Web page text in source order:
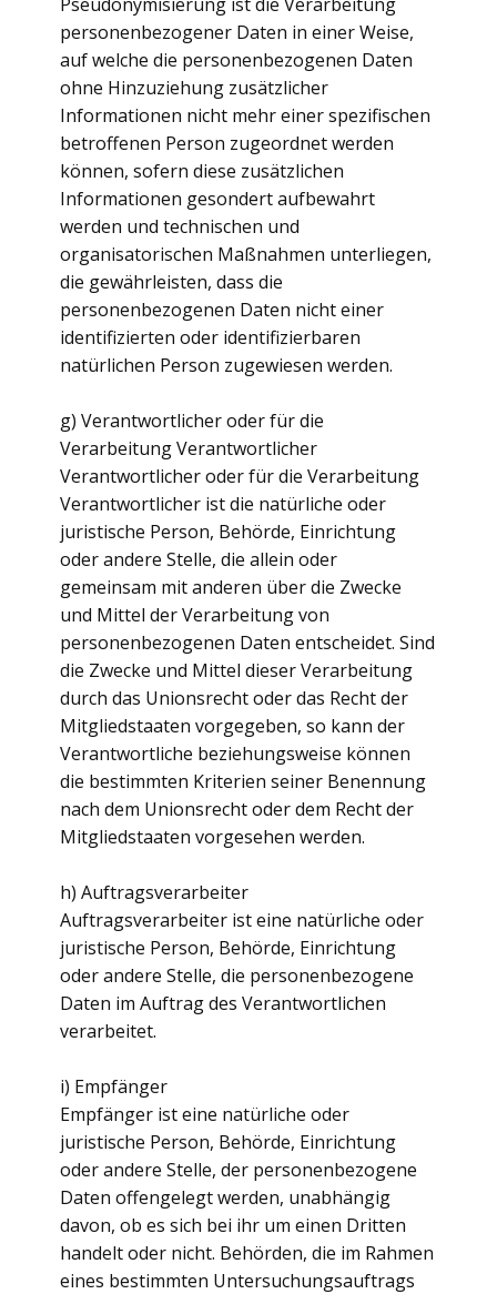
personenbezogener Daten in einer Weise,
auf welche die personenbezogenen Daten
ohne Hinzuziehung zusätzlicher
Informationen nicht mehr einer spezifischen
betroffenen Person zugeordnet werden
können, sofern diese zusätzlichen
Informationen gesondert aufbewahrt
werden und technischen und
organisatorischen Maßnahmen unterliegen,
die gewährleisten, dass die
personenbezogenen Daten nicht einer
identifizierten oder identifizierbaren
natürlichen Person zugewiesen werden.
g) Verantwortlicher oder für die
Verarbeitung Verantwortlicher
Verantwortlicher oder für die Verarbeitung
Verantwortlicher ist die natürliche oder
juristische Person, Behörde, Einrichtung
oder andere Stelle, die allein oder
gemeinsam mit anderen über die Zwecke
und Mittel der Verarbeitung von
personenbezogenen Daten entscheidet. Sind
die Zwecke und Mittel dieser Verarbeitung
durch das Unionsrecht oder das Recht der
Mitgliedstaaten vorgegeben, so kann der
Verantwortliche beziehungsweise können
die bestimmten Kriterien seiner Benennung
nach dem Unionsrecht oder dem Recht der
Mitgliedstaaten vorgesehen werden.
h) Auftragsverarbeiter
Auftragsverarbeiter ist eine natürliche oder
juristische Person, Behörde, Einrichtung
oder andere Stelle, die personenbezogene
Daten im Auftrag des Verantwortlichen
verarbeitet.
i) Empfänger
Empfänger ist eine natürliche oder
juristische Person, Behörde, Einrichtung
oder andere Stelle, der personenbezogene
Daten offengelegt werden, unabhängig
davon, ob es sich bei ihr um einen Dritten
handelt oder nicht. Behörden, die im Rahmen
eines bestimmten Untersuchungsauftrags